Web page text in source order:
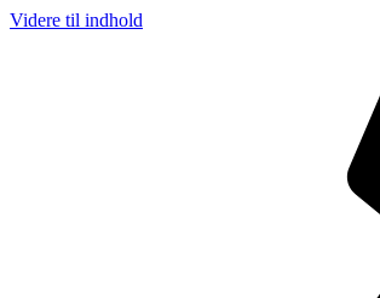
Videre til indhold